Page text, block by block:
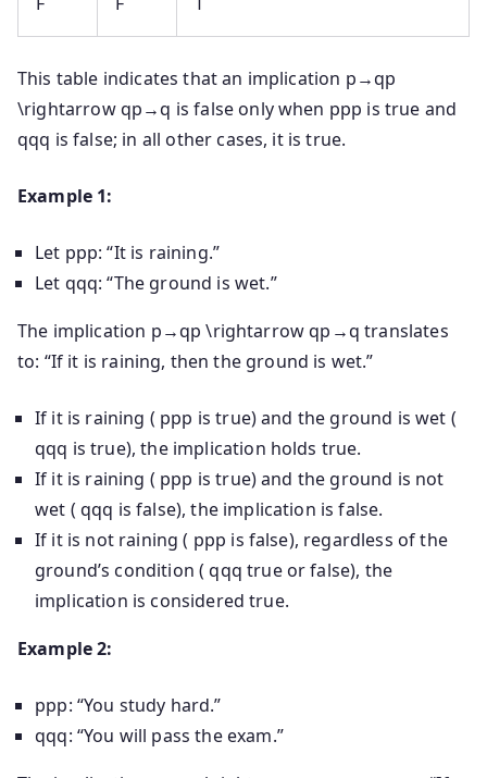
This table indicates that an implication p→qp
\rightarrow qp→q is false only when ppp is true and
qqq is false; in all other cases, it is true.
Example 1:
Let ppp: “It is raining.”
Let qqq: “The ground is wet.”
The implication p→qp \rightarrow qp →q translates
to: “If it is raining, then the ground is wet.”
If it is raining ( ppp is true) and the ground is wet (
qqq is true), the implication holds true.
If it is raining ( ppp is true) and the ground is not
wet ( qqq is false), the implication is false.
If it is not raining ( ppp is false), regardless of the
ground’s condition (qqq true or false), the
implication is considered true.
Example 2:
ppp: “You study hard.”
qqq: “You will pass the exam.”